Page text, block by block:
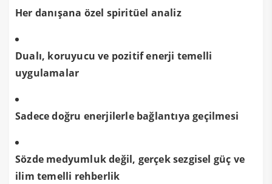
Her danışana özel spiritüel analiz
Dualı, koruyucu ve pozitif enerji temelli
uygulamalar
Sadece doğru enerjilerle bağlantıya geçilmesi
Sözde medyumluk değil, gerçek sezgisel güç ve
ilim temelli rehberlik